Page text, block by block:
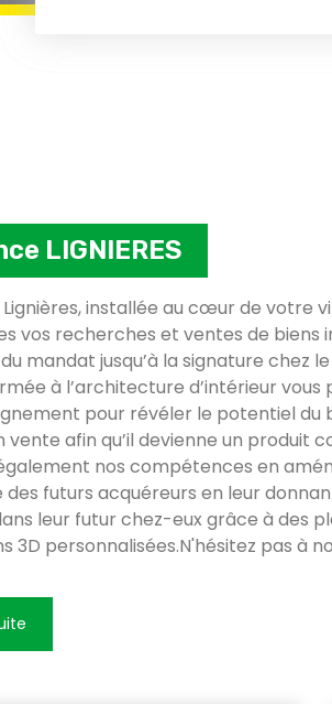
LIGNIERES
installée au cœur de votre
vos recherches et ventes de biens
mandat jusqu’à la signature chez
à l’architecture d’intérieur vous
pour révéler le potentiel du
vente afin qu’il devienne un produit
nos compétences en
des futurs acquéreurs en leur
leur futur chez-eux grâce à des
3D personnalisées.N'hésitez pas à